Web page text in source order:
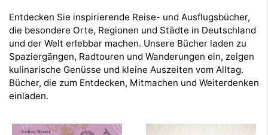
Entdecken Sie inspirierende Reise- und Ausflugsbücher,
die besondere Orte, Regionen und Städte in Deutschland
und der Welt erlebbar machen. Unsere Bücher laden zu
Spaziergängen, Radtouren und Wanderungen ein, zeigen
kulinarische Genüsse und kleine Auszeiten vom Alltag.
Bücher, die zum Entdecken, Mitmachen und Weiterdenken
einladen.